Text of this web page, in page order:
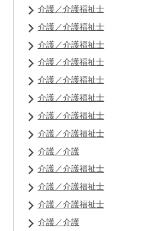
介護／介護福祉士
介護／介護福祉士
介護／介護福祉士
介護／介護福祉士
介護／介護福祉士
介護／介護福祉士
介護／介護福祉士
介護／介護福祉士
介護／介護
介護／介護福祉士
介護／介護福祉士
介護／介護福祉士
介護／介護